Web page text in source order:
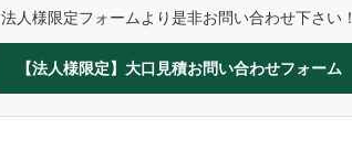
法人様限定フォームより是非お問い合わせ下さい！
【法人様限定】大口見積お問い合わせフォーム